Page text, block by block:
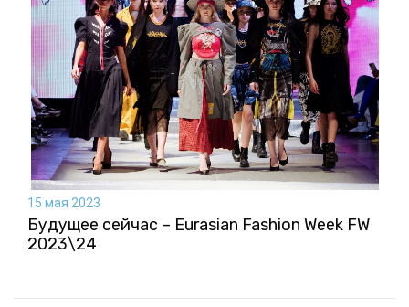
15 мая 2023
Будущее сейчас – Eurasian Fashion Week FW
2023\24